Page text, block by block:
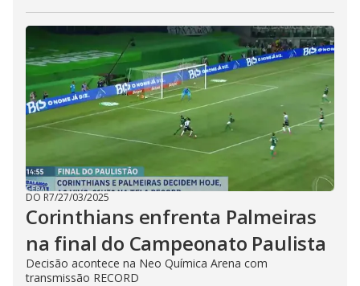
DO R7/27/03/2025
Corinthians enfrenta Palmeiras
na final do Campeonato Paulista
Decisão acontece na Neo Química Arena com
transmissão RECORD